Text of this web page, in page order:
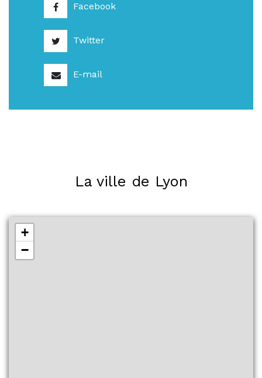
Facebook
Twitter
E-mail
La ville de Lyon
+
−